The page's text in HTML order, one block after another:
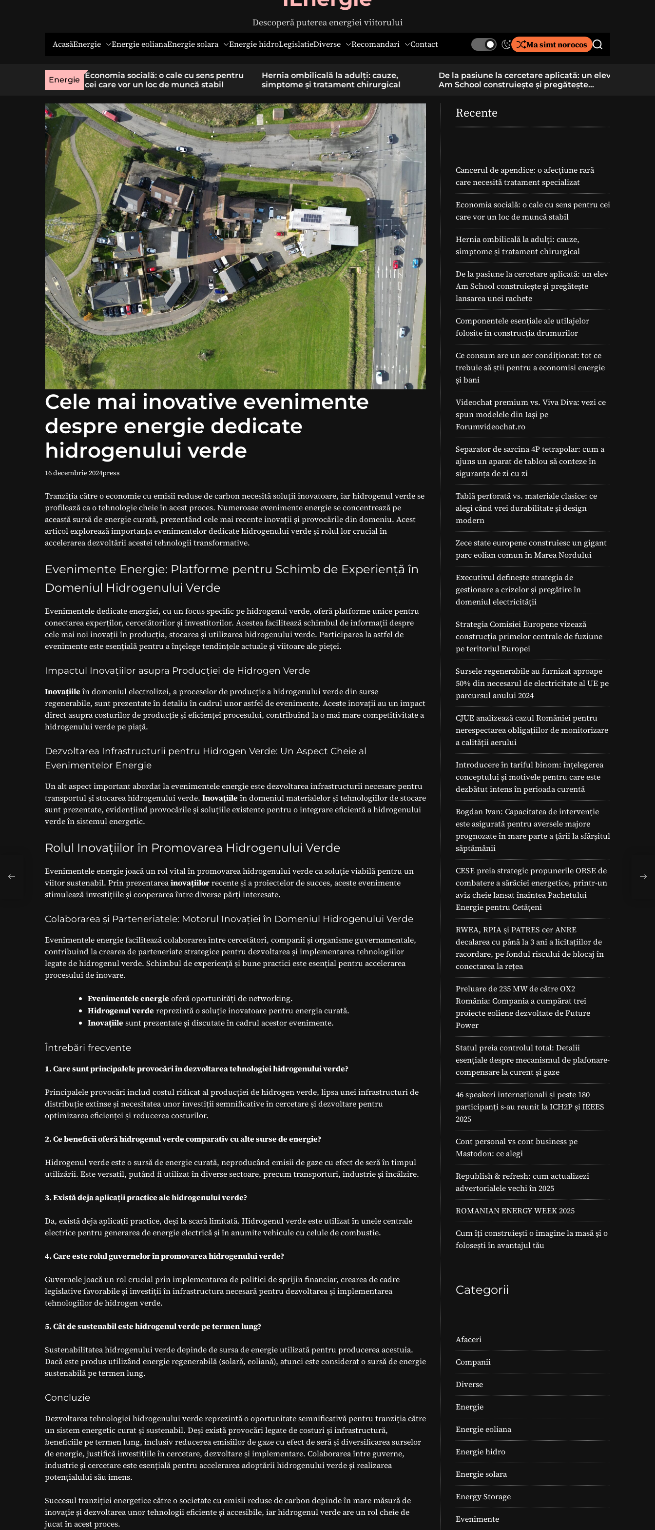
Descoperă puterea energiei viitorului
AcasăEnergie Energie eolianaEnergie solara Energie hidroLegislatieDiverse Recomandari Contact
S
t
c
o
l
o
d
e
Ma simt norocos
S
r
Energie
afecțiune rară
Economia socială: o cale cu sens pentru
cei care vor un loc de muncă stabil
Hernia ombilicală la adulți: cauze,
simptome și tratament chirurgical
De la pasiune la cercetare aplicată: un elev
Am School construiește și pregătește
Cele mai inovative evenimente
despre energie dedicate
hidrogenului verde
16 decembrie 2024press
Tranziția către o economie cu emisii reduse de carbon necesită soluții inovatoare, iar hidrogenul verde se
profilează ca o tehnologie cheie în acest proces. Numeroase evenimente energie se concentrează pe
această sursă de energie curată, prezentând cele mai recente inovații și provocările din domeniu. Acest
articol explorează importanța evenimentelor dedicate hidrogenului verde și rolul lor crucial în
accelerarea dezvoltării acestei tehnologii transformative.
Evenimente Energie: Platforme pentru Schimb de Experiență în
Domeniul Hidrogenului Verde
Evenimentele dedicate energiei, cu un focus specific pe hidrogenul verde, oferă platforme unice pentru
conectarea experților, cercetătorilor și investitorilor. Acestea facilitează schimbul de informații despre
cele mai noi inovații în producția, stocarea și utilizarea hidrogenului verde. Participarea la astfel de
evenimente este esențială pentru a înțelege tendințele actuale și viitoare ale pieței.
Impactul Inovațiilor asupra Producției de Hidrogen Verde
Inovațiileîn domeniul electrolizei, a proceselor de producție a hidrogenului verde din surse
regenerabile, sunt prezentate în detaliu în cadrul unor astfel de evenimente. Aceste inovații au un impact
direct asupra costurilor de producție și eficienței procesului, contribuind la o mai mare competitivitate a
hidrogenului verde pe piață.
Dezvoltarea Infrastructurii pentru Hidrogen Verde: Un Aspect Cheie al
Evenimentelor Energie
Un alt aspect important abordat la evenimentele energie este dezvoltarea infrastructurii necesare pentru
transportul și stocarea hidrogenului verde. Inovațiileîn domeniul materialelor și tehnologiilor de stocare
sunt prezentate, evidențiind provocările și soluțiile existente pentru o integrare eficientă a hidrogenului
verde în sistemul energetic.
Rolul Inovațiilor în Promovarea Hidrogenului Verde
Evenimentele energie joacă un rol vital în promovarea hidrogenului verde ca soluție viabilă pentru un
viitor sustenabil. Prin prezentareainovațiilorrecente și a proiectelor de succes, aceste evenimente
stimulează investițiile și cooperarea între diverse părți interesate.
Colaborarea și Parteneriatele: Motorul Inovației în Domeniul Hidrogenului Verde
Evenimentele energie facilitează colaborarea între cercetători, companii și organisme guvernamentale,
contribuind la crearea de parteneriate strategice pentru dezvoltarea și implementarea tehnologiilor
legate de hidrogenul verde. Schimbul de experiență și bune practici este esențial pentru accelerarea
procesului de inovare.
Evenimentele energieoferă oportunități de networking.
Hidrogenul verdereprezintă o soluție inovatoare pentru energia curată.
Inovațiilesunt prezentate și discutate în cadrul acestor evenimente.
Întrebări frecvente
1. Care sunt principalele provocări în dezvoltarea tehnologiei hidrogenului verde?
Principalele provocări includ costul ridicat al producției de hidrogen verde, lipsa unei infrastructuri de
distribuție extinse și necesitatea unor investiții semnificative în cercetare și dezvoltare pentru
optimizarea eficienței și reducerea costurilor.
2. Ce beneficii oferă hidrogenul verde comparativ cu alte surse de energie?
Hidrogenul verde este o sursă de energie curată, neproducând emisii de gaze cu efect de seră în timpul
utilizării. Este versatil, putând fi utilizat în diverse sectoare, precum transporturi, industrie și încălzire.
3. Există deja aplicații practice ale hidrogenului verde?
Da, există deja aplicații practice, deși la scară limitată. Hidrogenul verde este utilizat în unele centrale
electrice pentru generarea de energie electrică și în anumite vehicule cu celule de combustie.
4. Care este rolul guvernelor în promovarea hidrogenului verde?
Guvernele joacă un rol crucial prin implementarea de politici de sprijin financiar, crearea de cadre
legislative favorabile și investiții în infrastructura necesară pentru dezvoltarea și implementarea
tehnologiilor de hidrogen verde.
5. Cât de sustenabil este hidrogenul verde pe termen lung?
Sustenabilitatea hidrogenului verde depinde de sursa de energie utilizată pentru producerea acestuia.
Dacă este produs utilizând energie regenerabilă (solară, eoliană), atunci este considerat o sursă de energie
sustenabilă pe termen lung.
Concluzie
Dezvoltarea tehnologiei hidrogenului verde reprezintă o oportunitate semnificativă pentru tranziția către
un sistem energetic curat și sustenabil. Deși există provocări legate de costuri și infrastructură,
beneficiile pe termen lung, inclusiv reducerea emisiilor de gaze cu efect de seră și diversificarea surselor
de energie, justifică investițiile în cercetare, dezvoltare și implementare. Colaborarea între guverne,
industrie și cercetare este esențială pentru accelerarea adoptării hidrogenului verde și realizarea
potențialului său imens.
Succesul tranziției energetice către o societate cu emisii reduse de carbon depinde în mare măsură de
inovație și dezvoltarea unor tehnologii eficiente și accesibile, iar hidrogenul verde are un rol cheie de
jucat în acest proces.
Recente
Cancerul de apendice: o afecțiune rară
care necesită tratament specializat
Economia socială: o cale cu sens pentru cei
care vor un loc de muncă stabil
Hernia ombilicală la adulți: cauze,
simptome și tratament chirurgical
De la pasiune la cercetare aplicată: un elev
Am School construiește și pregătește
lansarea unei rachete
Componentele esențiale ale utilajelor
folosite în construcția drumurilor
Ce consum are un aer condiționat: tot ce
trebuie să știi pentru a economisi energie
și bani
Videochat premium vs. Viva Diva: vezi ce
spun modelele din Iași pe
Forumvideochat.ro
Separator de sarcina 4P tetrapolar: cum a
ajuns un aparat de tablou să conteze în
siguranța de zi cu zi
Tablă perforată vs. materiale clasice: ce
alegi când vrei durabilitate și design
modern
Zece state europene construiesc un gigant
parc eolian comun în Marea Nordului
Executivul definește strategia de
gestionare a crizelor și pregătire în
domeniul electricității
Strategia Comisiei Europene vizează
construcția primelor centrale de fuziune
pe teritoriul Europei
Sursele regenerabile au furnizat aproape
50% din necesarul de electricitate al UE pe
parcursul anului 2024
CJUE analizează cazul României pentru
nerespectarea obligațiilor de monitorizare
a calității aerului
Introducere în tariful binom: înțelegerea
conceptului și motivele pentru care este
dezbătut intens în perioada curentă
Bogdan Ivan: Capacitatea de intervenție
este asigurată pentru aversele majore
prognozate în mare parte a ţării la sfârșitul
săptămânii
CESE preia strategic propunerile ORSE de
combatere a sărăciei energetice, printr-un
aviz cheie lansat înaintea Pachetului
Energie pentru Cetățeni
RWEA, RPIA și PATRES cer ANRE
decalarea cu până la 3 ani a licitațiilor de
racordare, pe fondul riscului de blocaj în
conectarea la rețea
Preluare de 235 MW de către OX2
România: Compania a cumpărat trei
proiecte eoliene dezvoltate de Future
Power
Statul preia controlul total: Detalii
esențiale despre mecanismul de plafonare-
compensare la curent și gaze
46 speakeri internaționali și peste 180
participanți s-au reunit la ICH2P și IEEES
2025
Cont personal vs cont business pe
Mastodon: ce alegi
Republish & refresh: cum actualizezi
advertorialele vechi în 2025
ROMANIAN ENERGY WEEK 2025
Cum îți construiești o imagine la masă și o
folosești în avantajul tău
Categorii
Afaceri
Companii
Diverse
Energie
Energie eoliana
Energie hidro
Energie solara
Energy Storage
Evenimente
și